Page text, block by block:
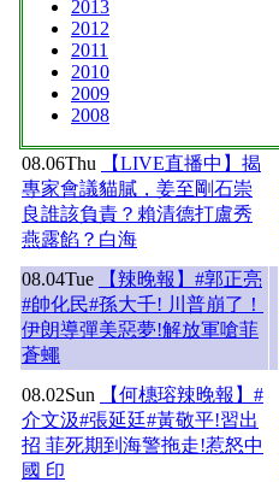
2013
2012
2011
2010
2009
2008
08.06Thu
【LIVE直播中】揭
專家會議貓膩，姜至剛石崇
良誰該負責？賴清德打盧秀
燕露餡？白海
08.04Tue
【辣晚報】#郭正亮
#帥化民#孫大千! 川普崩了！
伊朗導彈美惡夢!解放軍嗆菲
蒼蠅
08.02Sun
【何橞瑢辣晚報】#
介文汲#張延廷#黃敬平!習出
招 菲死期到海警拖走!惹怒中
國 印